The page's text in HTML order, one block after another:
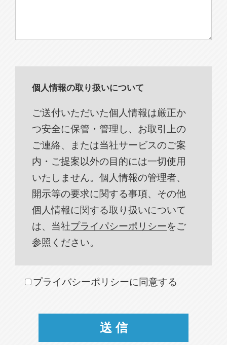
個人情報の取り扱いについて
ご送付いただいた個人情報は厳正か
つ安全に保管・管理し、お取引上の
ご連絡、または当社サービスのご案
内・ご提案以外の目的には一切使用
いたしません。個人情報の管理者、
開示等の要求に関する事項、その他
個人情報に関する取り扱いについて
は、当社プライパシーポリシーをご
参照ください。
プライバシーポリシーに同意する